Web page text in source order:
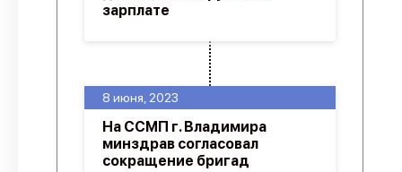
8 июня, 2023
На ССМП г. Владимира
минздрав согласовал
сокращение бригад
зарплате